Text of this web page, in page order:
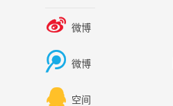
 微博
 微博
 空间